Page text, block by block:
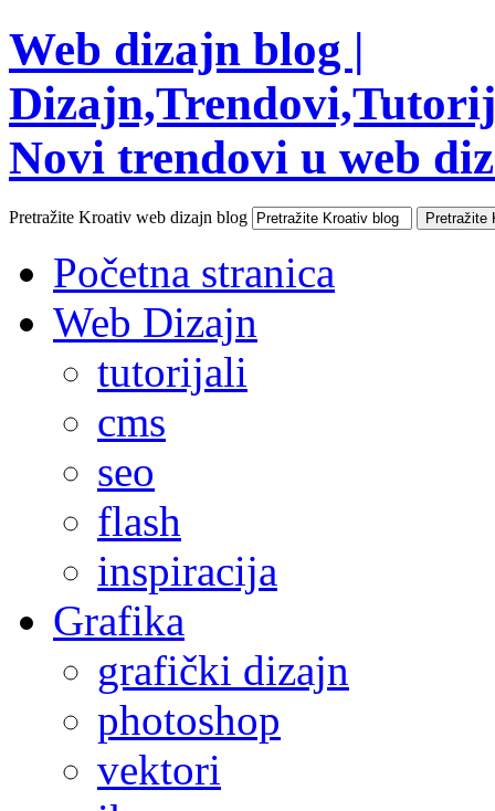
Web dizajn blog |
Novi trendovi u web
Pretražite Kroativ web dizajn blog
Početna stranica
Web Dizajn
tutorijali
cms
seo
flash
inspiracija
Grafika
grafički dizajn
photoshop
vektori